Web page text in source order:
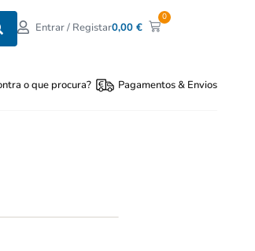
Entrar / Registar0,00€
0
o que procura? Pagamentos & Envios